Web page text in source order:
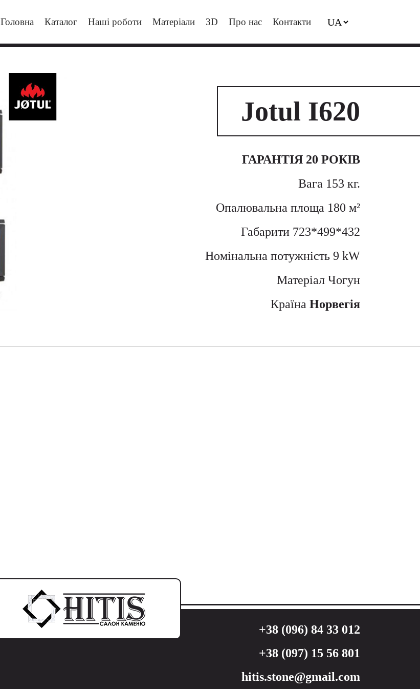
Головна Каталог Наші роботи Матеріали 3D Про нас Контакти
Jotul I620
ГАРАНТІЯ 20 РОКІВ
Вага 153 кг.
Опалювальна площа 180 м²
Габарити 723*499*432
Номінальна потужність 9 kW
Матеріал Чогун
Країна Норвегія
+38 (096) 84 33 012
+38 (097) 15 56 801
hitis.stone@gmail.com